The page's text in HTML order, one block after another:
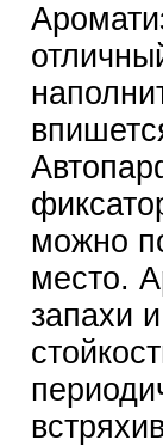
можно
место.
запахи